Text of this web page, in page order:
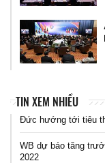
TIN XEM NHIỀU
Đức hướng tới tiêu
WB dự báo tăng
2022